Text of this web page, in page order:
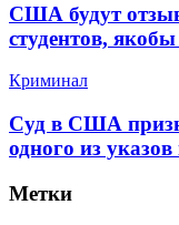
США будут
студентов,
Криминал
Суд в США
одного из
Метки